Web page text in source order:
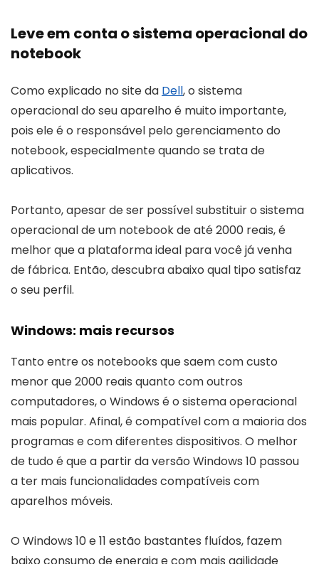
Leve em conta o sistema operacional do
notebook
Como explicado no site da Dell, o sistema
operacional do seu aparelho é muito importante,
pois ele é o responsável pelo gerenciamento do
notebook, especialmente quando se trata de
aplicativos.
Portanto, apesar de ser possível substituir o sistema
operacional de um notebook de até 2000 reais, é
melhor que a plataforma ideal para você já venha
de fábrica. Então, descubra abaixo qual tipo satisfaz
o seu perfil.
Windows: mais recursos
Tanto entre os notebooks que saem com custo
menor que 2000 reais quanto com outros
computadores, o Windows é o sistema operacional
mais popular. Afinal, é compatível com a maioria dos
programas e com diferentes dispositivos. O melhor
de tudo é que a partir da versão Windows 10 passou
a ter mais funcionalidades compatíveis com
aparelhos móveis.
O Windows 10 e 11 estão bastantes fluídos, fazem
baixo consumo de energia e com mais agilidade